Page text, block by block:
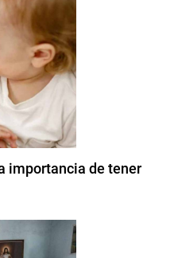
importancia de tener